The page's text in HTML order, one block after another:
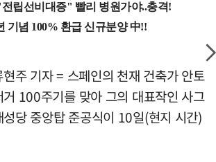
주 기자 = 스페인의 천재 건축가 안토
거 100주기를 맞아 그의 대표작인 사그
당 중앙탑 준공식이 10일(현지 시간)